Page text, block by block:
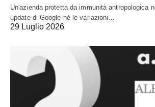
Un'azienda protetta da immunità antropologica
update di Google né le variazioni…
29 Luglio 2026